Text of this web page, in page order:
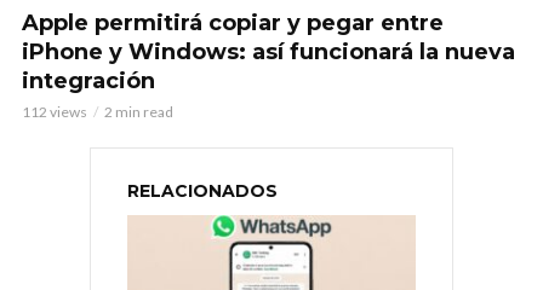
Apple permitirá copiar y pegar entre
iPhone y Windows: así funcionará la nueva
integración
112 views 2 min read
RELACIONADOS